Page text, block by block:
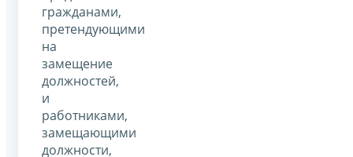
гражданами,
претендующими
на
замещение
должностей,
и
работниками,
замещающими
должности,